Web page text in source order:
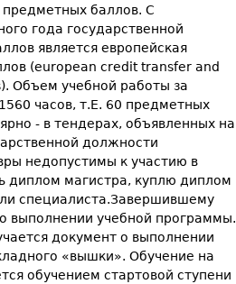
баллов. С
года государственной
является европейская
(european credit transfer and
Объем учебной работы за
часов, т.Е. 60 предметных
- в тендерах, объявленных на
должности
недопустимы к участию в
диплом магистра, куплю диплом
специалиста.Завершившему
выполнении учебной программы.
документ о выполнении
«вышки». Обучение на
обучением стартовой ступени